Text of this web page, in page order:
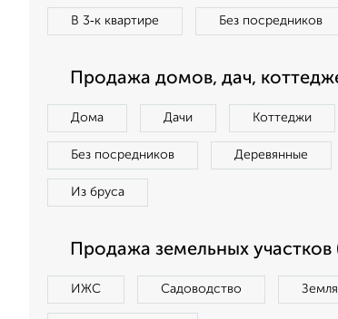
В 3‑к квартире Без посредников
Продажа домов, дач,
Дома Дачи Коттеджи
Без посредников Деревянные
Из бруса
Продажа земельных участков
ИЖС Садоводство